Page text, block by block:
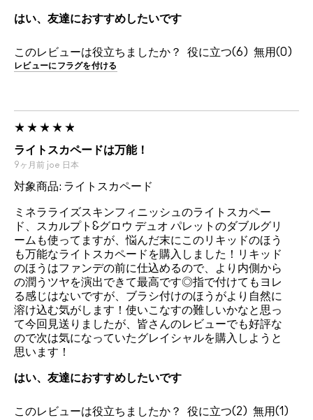
はい、友達におすすめしたいです
このレビューは役立ちましたか？ 6 0
レビューにフラグを付ける
ライトスカペードは万能！
9ヶ月前 joe 日本
対象商品: ライトスカペード
ミネラライズスキンフィニッシュのライトスカペー
ド、スカルプト&グロウ デュオ パレットのダブルグリ
ームも使ってますが、悩んだ末にこのリキッドのほう
も万能なライトスカペードを購入しました！リキッド
のほうはファンデの前に仕込めるので、より内側から
の潤うツヤを演出できて最高です◎指で付けてもヨレ
る感じはないですが、ブラシ付けのほうがより自然に
溶け込む気がします！使いこなすの難しいかなと思っ
て今回見送りましたが、皆さんのレビューでも好評な
ので次は気になっていたグレイシャルを購入しようと
思います！
はい、友達におすすめしたいです
このレビューは役立ちましたか？ 2 1